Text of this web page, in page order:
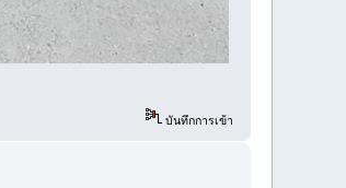
บันทึกการเข้า